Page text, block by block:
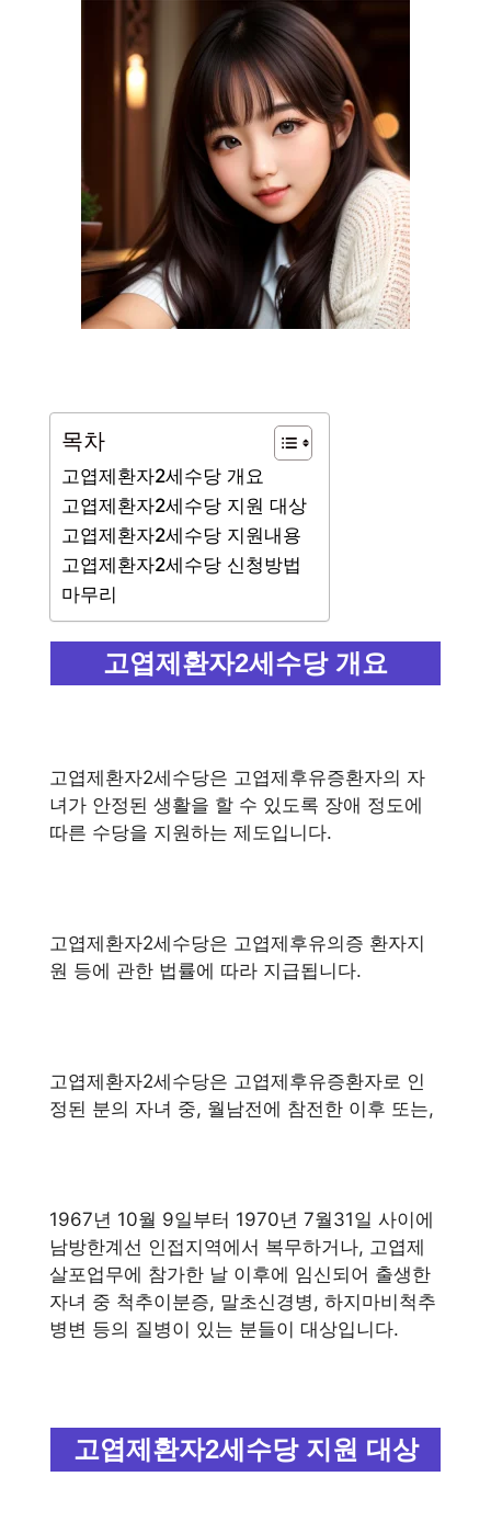
목차
고엽제환자2세수당 개요
고엽제환자2세수당 지원 대상
고엽제환자2세수당 지원내용
고엽제환자2세수당 신청방법
마무리
고엽제환자2세수당 개요
고엽제환자2세수당은 고엽제후유증환자의 자
녀가 안정된 생활을 할 수 있도록 장애 정도에
따른 수당을 지원하는 제도입니다.
고엽제환자2세수당은 고엽제후유의증 환자지
원 등에 관한 법률에 따라 지급됩니다.
고엽제환자2세수당은 고엽제후유증환자로 인
정된 분의 자녀 중, 월남전에 참전한 이후 또는,
1967년 10월 9일부터 1970년 7월31일 사이에
남방한계선 인접지역에서 복무하거나, 고엽제
살포업무에 참가한 날 이후에 임신되어 출생한
자녀 중 척추이분증, 말초신경병, 하지마비척추
병변 등의 질병이 있는 분들이 대상입니다.
고엽제환자2세수당 지원 대상